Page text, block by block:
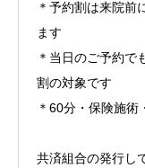
＊予約割は来院前
ます
＊当日のご予約で
割の対象です
＊60分・保険施
共済組合の発行し